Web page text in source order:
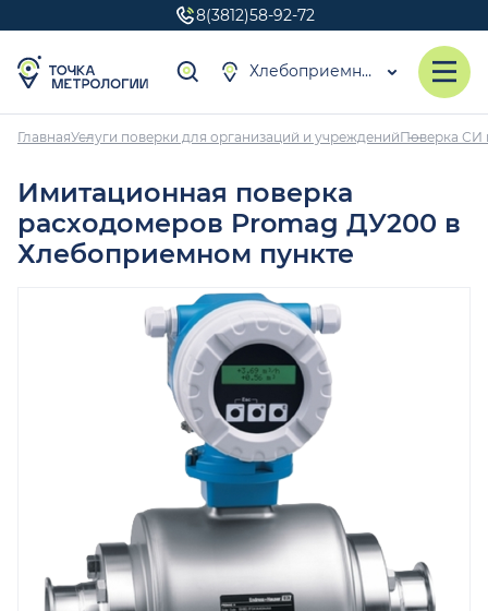
8(3812)58-92-72
Хлебоприемный пункт
ГлавнаяУслуги поверки для организаций и учрежденийПоверка СИ
Имитационная поверка
расходомеров Promag ДУ200 в
Хлебоприемном пункте